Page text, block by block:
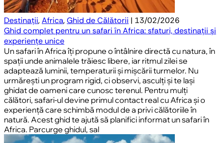
Destinații,Africa,Ghid de Călătorii | 13/02/2026
Ghid complet pentru un safari în Africa: sfaturi, destinații și
experiențe unice
Un safari în Africa îți propune o întâlnire directă cu natura, în
spații unde animalele trăiesc libere, iar ritmul zilei se
adaptează luminii, temperaturii și mișcării turmelor. Nu
urmărești un program rigid, ci observi, asculți și te lași
ghidat de oameni care cunosc terenul. Pentru mulți
călători, safari-ul devine primul contact real cu Africa și o
experiență care schimbă modul de a privi călătoriile în
natură. Acest ghid te ajută să planifici informat un safari în
Africa. Parcurge ghidul, sal